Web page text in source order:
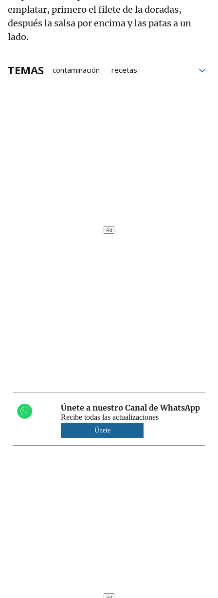
emplatar, primero el filete de la doradas,
después la salsa por encima y las patas a un
lado.
TEMAS contaminación
recetas
Únete a nuestro Canal de WhatsApp
Recibe todas las actualizaciones
Únete